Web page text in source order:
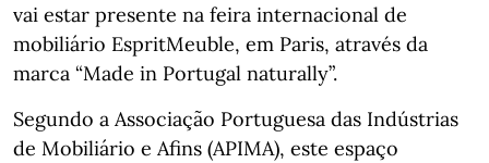
vai estar presente na feira internacional de
mobiliário EspritMeuble, em Paris, através da
marca “Made in Portugal naturally”.
Segundo a Associação Portuguesa das Indústrias
de Mobiliário e Afins (APIMA), este espaço